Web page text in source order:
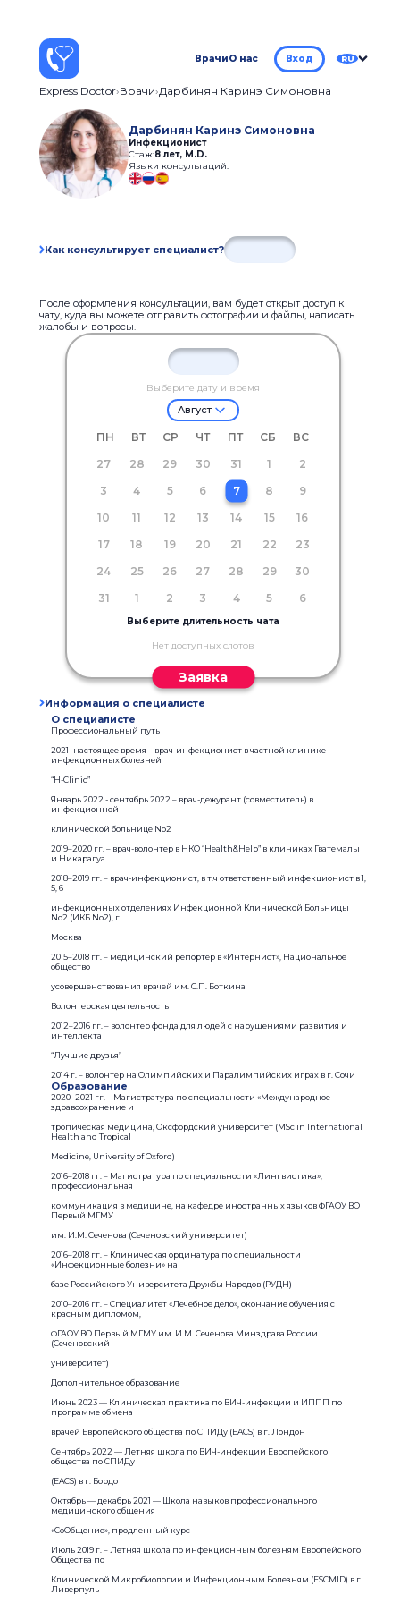
ВрачиО нас Вход RU
Express Doctor Врачи Дарбинян Каринэ Симоновна
Дарбинян Каринэ Симоновна
Инфекционист
Стаж:8 лет, M.D.
Языки консультаций:
Как консультирует специалист?
После оформления консультации, вам будет открыт доступ к
чату, куда вы можете отправить фотографии и файлы, написать
жалобы и вопросы.
Выберите дату и время
Август
ПН ВТ СР ЧТ ПТ СБ
ВС
27
28 29 30 31 1
2
3
4 5 6 7 8
9
10
11 12 13 14 15
16
17
18 19 20 21 22
23
24
25 26 27 28 29
30
31
1 2 3 4 5 6
Выберите длительность чата
Нет доступных слотов
Заявка
Информация о специалисте
О специалисте
Профессиональный путь
2021- настоящее время – врач-инфекционист в частной клинике
инфекционных болезней
“H-Сlinic”
Январь 2022 - сентябрь 2022 – врач-дежурант (совместитель) в
инфекционной
клинической больнице No2
2019–2020 гг. – врач-волонтер в НКО “Health&Help” в клиниках Гватемалы
и Никарагуа
2018–2019 гг. – врач-инфекционист, в т.ч ответственный инфекционист в 1,
5, 6
инфекционных отделениях Инфекционной Клинической Больницы
No2 (ИКБ No2), г.
Москва
2015–2018 гг. – медицинский репортер в «Интернист», Национальное
общество
усовершенствования врачей им. С.П. Боткина
Волонтерская деятельность
2012–2016 гг. – волонтер фонда для людей с нарушениями развития и
интеллекта
“Лучшие друзья”
2014 г. – волонтер на Олимпийских и Паралимпийских играх в г. Сочи
Образование
2020–2021 гг. – Магистратура по специальности «Международное
здравоохранение и
тропическая медицина, Оксфордский университет (MSc in International
Health and Tropical
Medicine, University of Oxford)
2016–2018 гг. – Магистратура по специальности «Лингвистика»,
профессиональная
коммуникация в медицине, на кафедре иностранных языков ФГАОУ ВО
Первый МГМУ
им. И.М. Сеченова (Сеченовский университет)
2016–2018 гг. – Клиническая ординатура по специальности
«Инфекционные болезни» на
базе Российского Университета Дружбы Народов (РУДН)
2010–2016 гг. – Специалитет «Лечебное дело», окончание обучения с
красным дипломом,
ФГАОУ ВО Первый МГМУ им. И.М. Сеченова Минздрава России
(Сеченовский
университет)
Дополнительное образование
Июнь 2023 — Клиническая практика по ВИЧ-инфекции и ИППП по
программе обмена
врачей Европейского общества по СПИДу (EACS) в г. Лондон
Сентябрь 2022 — Летняя школа по ВИЧ-инфекции Европейского
общества по СПИДу
(EACS) в г. Бордо
Октябрь — декабрь 2021 — Школа навыков профессионального
медицинского общения
«СоОбщение», продленный курс
Июль 2019 г. – Летняя школа по инфекционным болезням Европейского
Общества по
Клинической Микробиологии и Инфекционным Болезням (ESCMID) в г.
Ливерпуль